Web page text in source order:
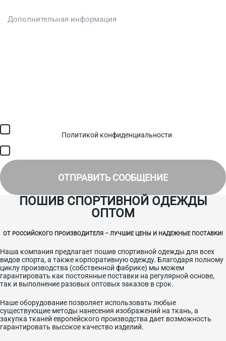
Политикой конфиденциальности
ОТПРАВИТЬ СООБЩЕНИЕ
ПОШИВ СПОРТИВНОЙ ОДЕЖДЫ
ОПТОМ
ОТ РОССИЙСКОГО ПРОИЗВОДИТЕЛЯ – ЛУЧШИЕ ЦЕНЫ И НАДЕЖНЫЕ ПОСТАВКИ!
Наша компания предлагает пошив спортивной одежды для всех
видов спорта, а также корпоративную одежду. Благодаря полному
циклу производства (собственной фабрике) мы можем
гарантировать как постоянные поставки на регулярной основе,
так и выполнение разовых оптовых заказов в срок.
Наше оборудование позволяет использовать любые
существующие методы нанесения изображений на ткань, а
закупка тканей европейского производства дает возможность
гарантировать высокое качество изделий.